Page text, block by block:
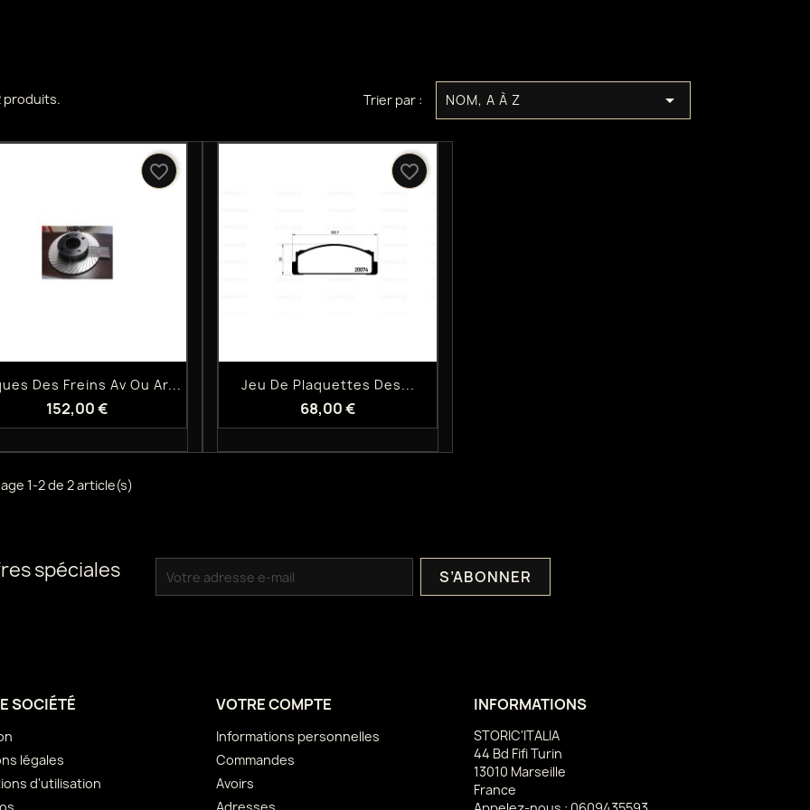
produits. Trier par : NOM, A À Z 
Aperçu rapide
Des Freins Av Ou Ar...
152,00 €
favorite_border
 Aperçu rapide
Jeu De Plaquettes Des...
68,00 €
favorite_border
1-2 de 2 article(s)
spéciales
SOCIÉTÉ
légales
d'utilisation
VOTRE COMPTE
Informations personnelles
Commandes
Avoirs
INFORMATIONS
STORIC'ITALIA
44 Bd Fifi Turin
13010 Marseille
France